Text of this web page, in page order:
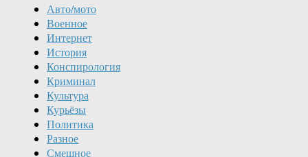
Авто/мото
Военное
Интернет
История
Конспирология
Криминал
Культура
Курьёзы
Политика
Разное
Смешное